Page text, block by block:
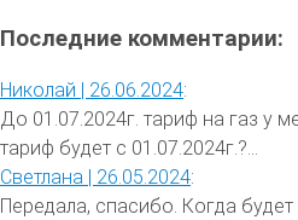
Последние комментарии:
Николай | 26.06.2024:
До 01.07.2024г. тариф на газ у
тариф будет с 01.07.2024г.?...
Светлана | 26.05.2024:
Передала, спасибо. Когда будет